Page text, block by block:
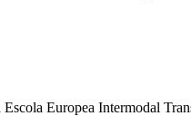
Europea Intermodal